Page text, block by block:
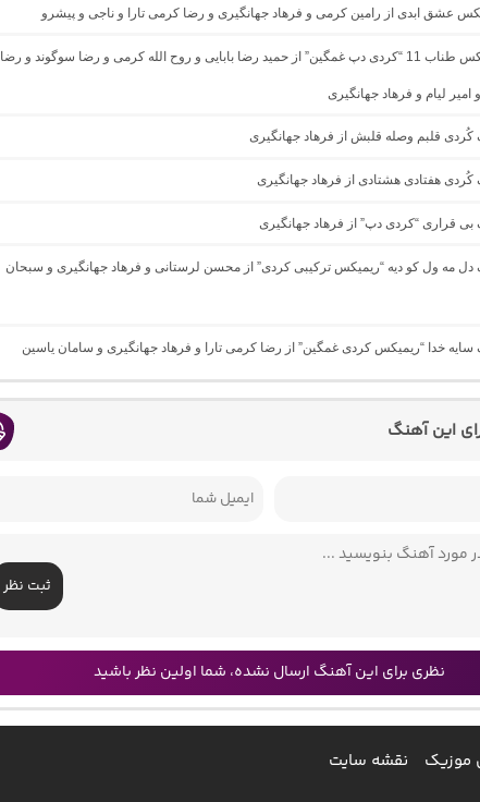
عشق ابدی از رامین کرمی و فرهاد جهانگیری و رضا کرمی تارا و ناجی و پیشرو
دانلود ریمیکس طناب 11 “کردی دپ غمگین” از حمید رضا بابایی و روح الله کرمی و رضا سوگوند و رضا
امیر لیام و فرهاد جهانگیری
کُردی قلبم وصله قلبش از فرهاد جهانگیری
کُردی هفتادی هشتادی از فرهاد جهانگیری
بی قراری “کردی دپ” از فرهاد جهانگیری
دل مه ول کو دیه “ریمیکس ترکیبی کردی” از محسن لرستانی و فرهاد جهانگیری و سبحان
سایه خدا “ریمیکس کردی غمگین” از رضا کرمی تارا و فرهاد جهانگیری و سامان یاسین
این آهنگ
ثبت نظر
نظری برای این آهنگ ارسال نشده، شما اولین نظر باشید
موزیک نقشه سایت